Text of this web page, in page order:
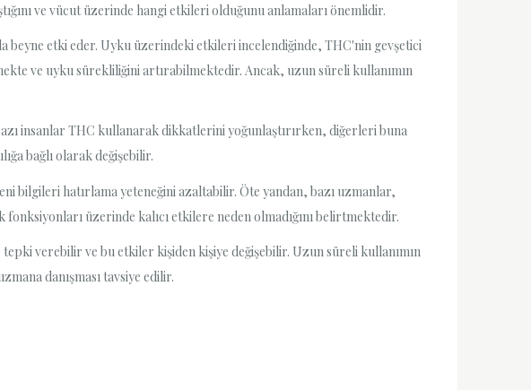
ve vücut üzerinde hangi etkileri olduğunu anlamaları önemlidir.
beyne etki eder. Uyku üzerindeki etkileri incelendiğinde, THC'nin gevşetici
ve uyku sürekliliğini artırabilmektedir. Ancak, uzun süreli kullanımın
insanlar THC kullanarak dikkatlerini yoğunlaştırırken, diğerleri buna
bağlı olarak değişebilir.
bilgileri hatırlama yeteneğini azaltabilir. Öte yandan, bazı uzmanlar,
üzerinde kalıcı etkilere neden olmadığını belirtmektedir.
verebilir ve bu etkiler kişiden kişiye değişebilir. Uzun süreli kullanımın
danışması tavsiye edilir.